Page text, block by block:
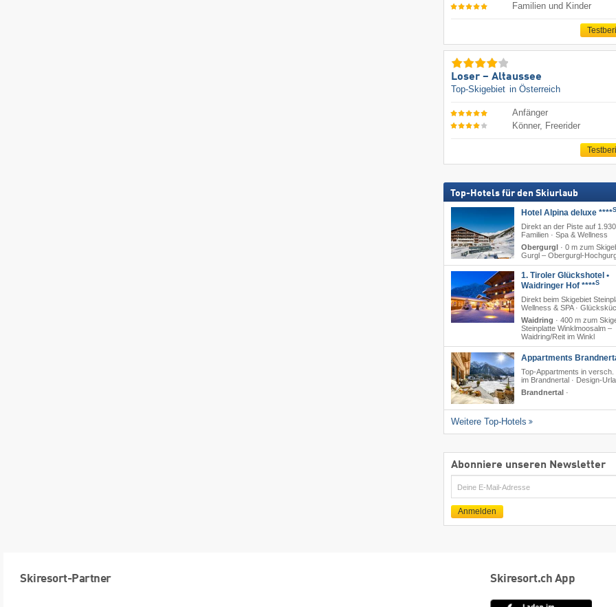
Familien und Kinder
Loser – Altaussee
Top-Skigebiet in Österreich
Anfänger
Könner, Freerider
Top-Hotels für den Skiurlaub
Hotel Alpina deluxe ****S
Direkt an der Piste auf
Familien · Spa & Wellness
Obergurgl· 0 m zum
Gurgl – Obergurgl-
1. Tiroler Glückshotel •
Waidringer Hof ****S
Direkt beim Skigebiet
Wellness & SPA ·
Waidring · 400 m zum
Steinplatte Winklmoosalm –
Waidring/​Reit im Winkl
Appartments
Top-Appartments in versch.
im Brandnertal · Design-
Brandnertal·
Weitere Top-Hotels
Abonniere unseren Newsletter
E-
Mail
Anmelden
Skiresort-Partner Skiresort.ch App